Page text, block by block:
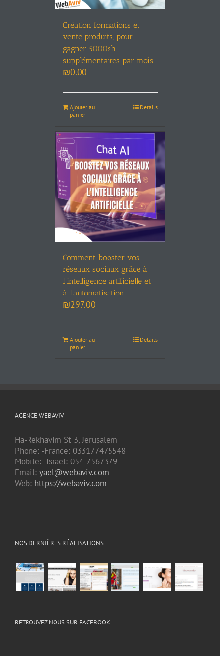
Création formations et
vente produits, pour
gagner 5000sh
supplémentaires par mois
₪0.00
Ajouter au
panier
Details
Comment booster vos
réseaux sociaux grâce à
l’intelligence artificielle et
à l’automatisation
₪297.00
Ajouter au
panier
Details
AGENCE WEBAVIV
Ha-Rekhavim St 3, Jerusalem
Phone: -France: 033177475548
Mobile: -Israel: 054-7567379
Email: yael@webaviv.com
Web: https://webaviv.com
NOS DERNIÈRES RÉALISATIONS
RETROUVEZ NOUS SUR FACEBOOK